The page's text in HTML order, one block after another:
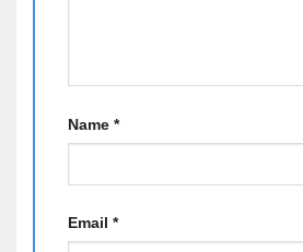
Name *
Email *